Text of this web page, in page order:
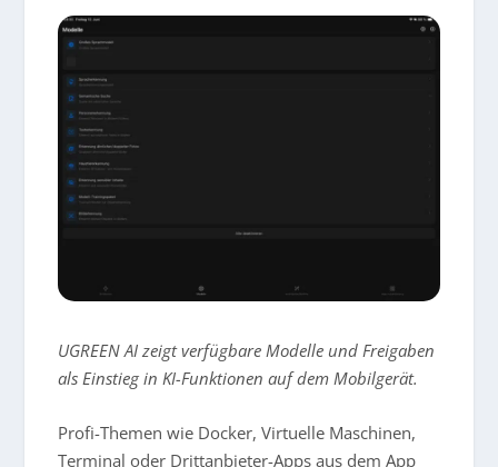
UGREEN AI zeigt verfügbare Modelle und Freigaben
als Einstieg in KI-Funktionen auf dem Mobilgerät.
Profi-Themen wie Docker, Virtuelle Maschinen,
Terminal oder Drittanbieter-Apps aus dem App